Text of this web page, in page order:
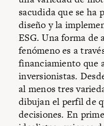
sacudida que se ha
diseño y la
ESG. Una forma de
fenómeno es a
financiamiento que
inversionistas.
al menos tres
dibujan el perfil de
decisiones. En